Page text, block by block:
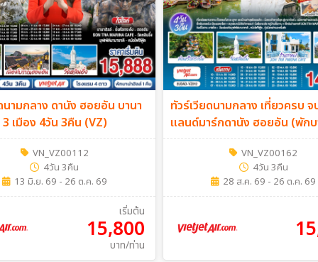
นามกลาง ดานัง ฮอยอัน บานา
เมือง 4วัน 3คืน (VZ)
VN_VZ00112
4วัน 3คืน
13 มิ.ย. 69 - 26 ต.ค. 69
เริ่มต้น
15,800
บาท/ท่าน
ทัวร์เวียดนามกลาง เที่ยวครบ
แลนด์มาร์กดานัง ฮอยอัน (พัก
1คืน พักดานัง 2คืน) 4วัน 3 คืน
VN_VZ00162
4วัน 3คืน
28 ส.ค. 69 - 26 ต.ค. 69